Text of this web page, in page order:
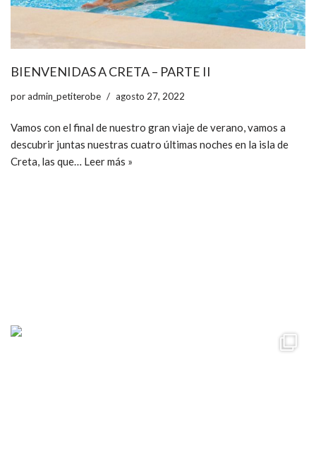
BIENVENIDAS A CRETA – PARTE II
poradmin_petiterobe agosto 27, 2022
Vamos con el final de nuestro gran viaje de verano, vamos a
descubrir juntas nuestras cuatro últimas noches en la isla de
Creta, las que… Leer más »